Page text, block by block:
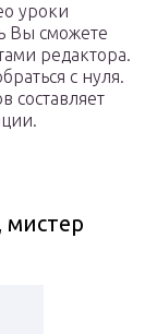
уроки
Вы сможете
редактора.
с нуля.
составляет
мистер